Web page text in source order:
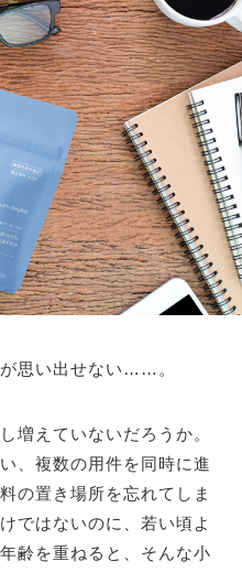
が思い出せない……。
増えていないだろうか。
、複数の用件を同時に進
の置き場所を忘れてしま
ではないのに、若い頃よ
齢を重ねると、そんな小